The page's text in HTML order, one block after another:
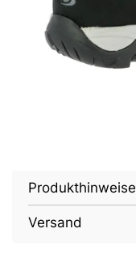
Produkthinweise
Versand